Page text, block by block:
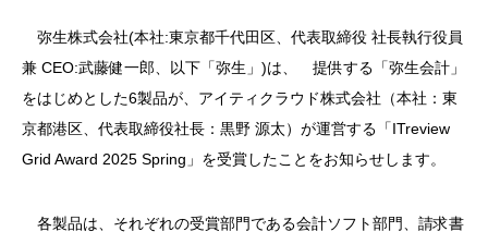
弥生株式会社(本社:東京都千代田区、代表取締役 社長執行役員
兼 CEO:武藤健一郎、以下「弥生」)は、 提供する「弥生会計」
をはじめとした6製品が、アイティクラウド株式会社（本社：東
京都港区、代表取締役社長：黒野 源太）が運営する「ITreview
Grid Award 2025 Spring」を受賞したことをお知らせします。
各製品は、それぞれの受賞部門である会計ソフト部門、請求書